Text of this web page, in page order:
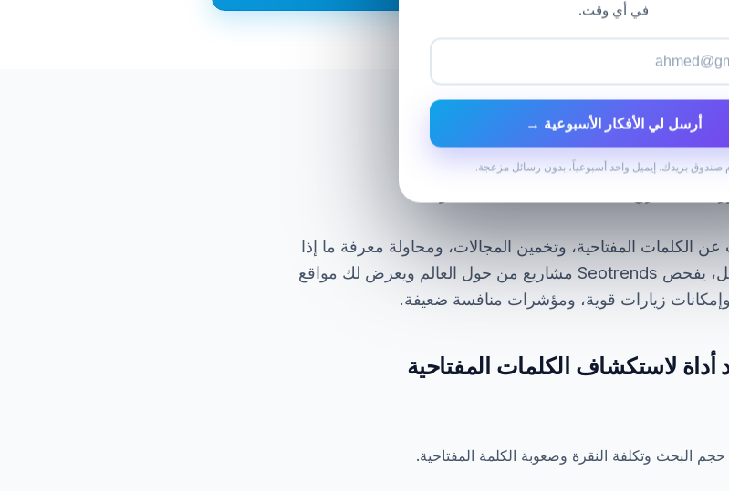
على الكلمات المفتاحية.
الكلمات المفتاحية، وتخمين المجالات، ومحاولة معرفة ما إذا
كان السوق سهلاً أم شبه مستحيل، يفحص Seotrends مشاريع من حول العالم ويعرض لك مواقع
زيارات قوية، ومؤشرات منافسة ضعيفة.
البحث وتكلفة النقرة وصعوبة الكلمة المفتاحية.
في أي وقت.
أرسل لي الأفكار الأسبوعية →
صندوق بريدك. إيميل واحد أسبوعياً، بدون رسائل مزعجة.